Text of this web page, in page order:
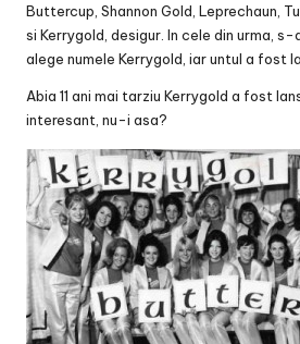
Buttercup, Shannon Gold, Leprechaun,
si Kerrygold, desigur. In cele din urma,
alege numele Kerrygold, iar untul a fost
Abia 11 ani mai tarziu Kerrygold a fost
interesant, nu-i asa?